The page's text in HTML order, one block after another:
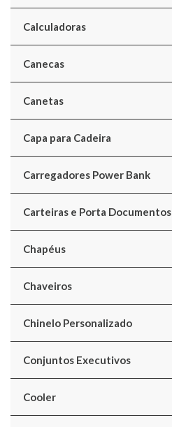
Calculadoras
Canecas
Canetas
Capa para Cadeira
Carregadores Power Bank
Carteiras e Porta Documentos
Chapéus
Chaveiros
Chinelo Personalizado
Conjuntos Executivos
Cooler